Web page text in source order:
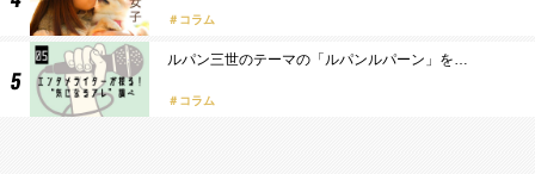
コラム
ルパン三世のテーマの「ルパンルパーン」を…
コラム